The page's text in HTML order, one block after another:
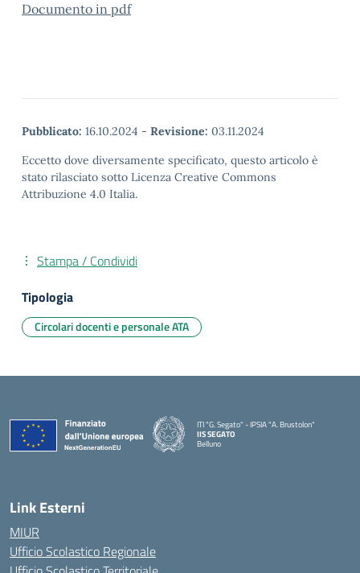
Documento in pdf
Pubblicato: 16.10.2024 - Revisione: 03.11.2024
Eccetto dove diversamente specificato, questo articolo è
stato rilasciato sotto Licenza Creative Commons
Attribuzione 4.0 Italia.
Stampa / Condividi
Tipologia
Circolari docenti e personale ATA
ITI "G. Segato" - IPSIA "A. Brustolon"
IIS SEGATO
Belluno
Link Esterni
MIUR
Ufficio Scolastico Regionale